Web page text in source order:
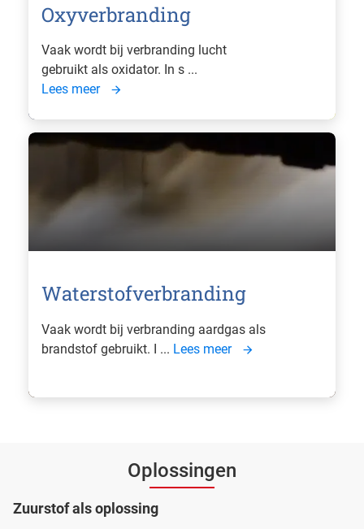
Oxyverbranding
Vaak wordt bij verbranding lucht
gebruikt als oxidator. In s ...
Lees meer
Waterstofverbranding
Vaak wordt bij verbranding aardgas als
brandstof gebruikt. I ... Lees meer
Oplossingen
Zuurstof als oplossing